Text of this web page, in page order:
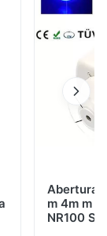
Abertura
m 4m m
NR100